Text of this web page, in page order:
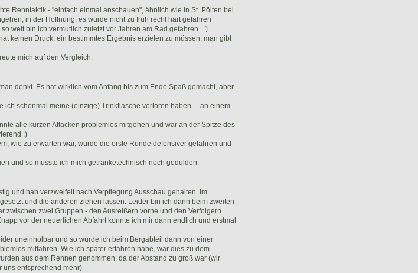
Renntaktik - "einfach einmal anschauen", ähnlich wie in St. Pölten bei
in der Hoffnung, es würde nicht zu früh recht hart gefahren
weit bin ich vermutlich zuletzt vor Jahren am Rad gefahren ...).
keinen Druck, ein bestimmtes Ergebnis erzielen zu müssen, man gibt
mich auf den Vergleich.
denkt. Es hat wirklich vom Anfang bis zum Ende Spaß gemacht, aber
ich schonmal meine (einzige) Trinkflasche verloren haben ... an einem
alle kurzen Attacken problemlos mitgehen und war an der Spitze des
:)
wie zu erwarten war, wurde die erste Runde defensiver gefahren und
und so musste ich mich getränketechnisch noch gedulden.
und hab verzweifelt nach Verpflegung Ausschau gehalten. Im
und die anderen ziehen lassen. Leider bin ich dann beim zweiten
zwischen zwei Gruppen - den Ausreißern vorne und den Verfolgern
vor der neuerlichen Abfahrt konnte ich mir dann endlich und erstmal
uneinholbar und so wurde ich beim Bergabteil dann von einer
mitfahren. Wie ich später erfahren habe, war dies zu dem
aus dem Rennen genommen, da der Abstand zu groß war (wir
uns entsprechend mehr).